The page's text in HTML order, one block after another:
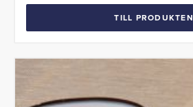
TILL PRODUKTEN